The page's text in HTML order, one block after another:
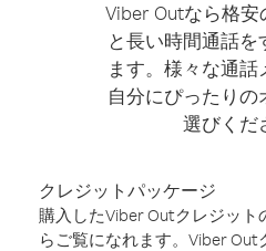
Viber Outなら格安
と長い時間通話を
ます。様々な通話
自分にぴったりの
選びくだ
クレジットパッケージ
購入したViber Outクレジッ
らご覧になれます。Viber